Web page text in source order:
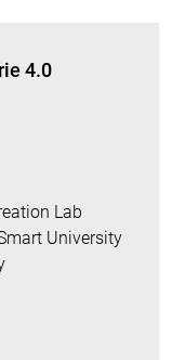
4.0
Lab
University